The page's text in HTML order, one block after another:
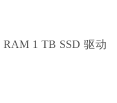
1 TB SSD 驱动